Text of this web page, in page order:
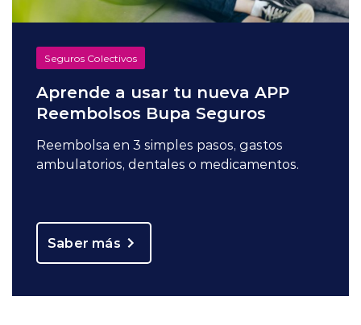
Seguros Colectivos
Aprende a usar tu nueva APP
Reembolsos Bupa Seguros
Reembolsa en 3 simples pasos, gastos
ambulatorios, dentales o medicamentos.
Saber más